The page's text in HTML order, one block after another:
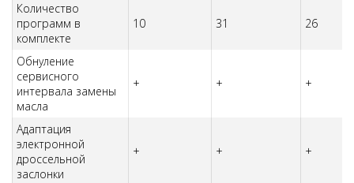
Количество
программ в
комплекте
10 31 26
Обнуление
сервисного
интервала замены
масла
+ + +
Адаптация
электронной
дроссельной
заслонки
+ + +